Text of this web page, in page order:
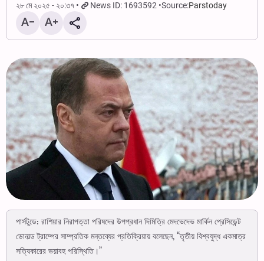
২৮ মে ২০২৫ - ২০:৩৭ News ID: 1693592 Source:Parstoday
পার্সটুডে: রাশিয়ার নিরাপত্তা পরিষদের উপপ্রধান দিমিত্রি মেদভেদেভ মার্কিন প্রেসিডেন্ট
ডোনাল্ড ট্রাম্পের সাম্প্রতিক মন্তব্যের প্রতিক্রিয়ায় বলেছেন, “তৃতীয় বিশ্বযুদ্ধ একমাত্র
সত্যিকারের ভয়াবহ পরিস্থিতি।”